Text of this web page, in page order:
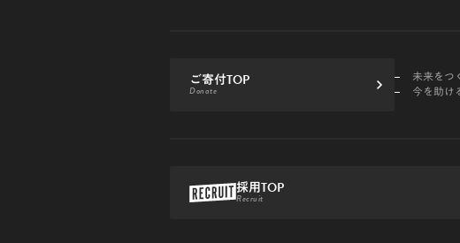
ご寄付TOP
Donate
未来をつ
今を助け
採用TOP
Recruit